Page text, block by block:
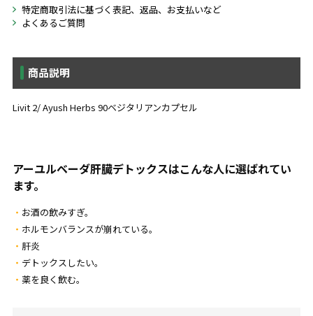
特定商取引法に基づく表記、返品、お支払いなど
よくあるご質問
商品説明
Livit 2/ Ayush Herbs 90ベジタリアンカプセル
アーユルベーダ肝臓デトックスはこんな人に選ばれてい
ます。
お酒の飲みすぎ。
ホルモンバランスが崩れている。
肝炎
デトックスしたい。
薬を良く飲む。